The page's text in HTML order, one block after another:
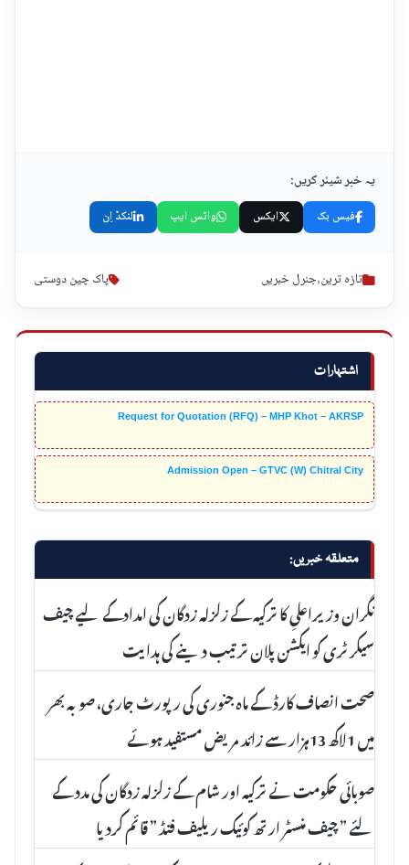
اشتہارات
Request for Quotation (RFQ) – MHP Khot – AKRSP
Admission Open – GTVC (W) Chitral City
متعلقہ خبریں:
نگران وزیراعلیِ کا ترکیہ کے زلزلہ زدگان کی امدادکے لیے چیف
سیکرٹری کو ایکشن پلان ترتیب دینے کی ہدایت
صحت انصاف کارڈ کے ماہ جنوری کی رپورٹ جاری، صوبہ بھر
میں 1لاکھ 13ہزار سے زائد مریض مستفید ہوئے
صوبائی حکومت نے ترکیہ اور شام کے زلزلہ زدگان کی مدد کے
لئے ” چیف منسٹر ارتھ کوئیک ریلیف فنڈ ” قائم کردیا
یہ خبر شیئر کریں:
فیس بک ایکس واٹس ایپ لنکڈ اِن
تازہ ترین,جنرل خبریں پاک چین دوستی